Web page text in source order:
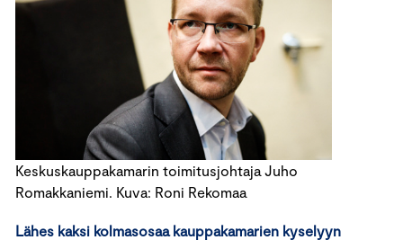
Keskuskauppakamarin toimitusjohtaja Juho
Romakkaniemi. Kuva: Roni Rekomaa
Lähes kaksi kolmasosaa kauppakamarien kyselyyn